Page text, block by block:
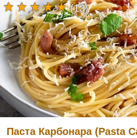
Паста Карбонара (Pasta
(13)